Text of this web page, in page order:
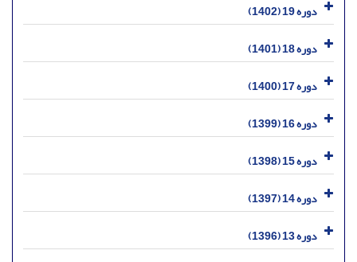
دوره 19 (1402)
دوره 18 (1401)
دوره 17 (1400)
دوره 16 (1399)
دوره 15 (1398)
دوره 14 (1397)
دوره 13 (1396)